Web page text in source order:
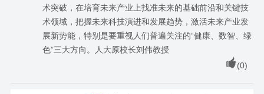
术突破，在培育未来产业上找准未来的基础前沿和关键技
术领域，把握未来科技演进和发展趋势，激活未来产业发
展新势能，特别是要重视人们普遍关注的“健康、数智、绿
色”三大方向。人大原校长刘伟教授
(0)